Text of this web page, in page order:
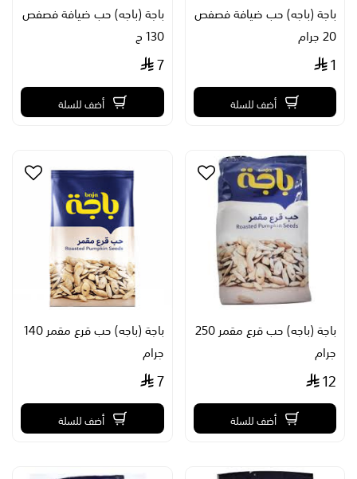
باجة (باجه) حب ضيافة فصفص
20 جرام
1
أضف للسلة
باجة (باجه) حب ضيافة فصفص
130 ج
7
أضف للسلة
باجة (باجه) حب قرع مقمر 250
جرام
12
أضف للسلة
باجة (باجه) حب قرع مقمر 140
جرام
7
أضف للسلة